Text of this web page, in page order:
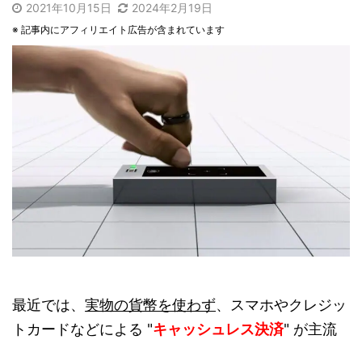
2021年10月15日 2024年2月19日
※ 記事内にアフィリエイト広告が含まれています
最近では、 実物の貨幣を使わず、スマホやクレジッ
トカードなどによる "キャッシュレス決済" が主流